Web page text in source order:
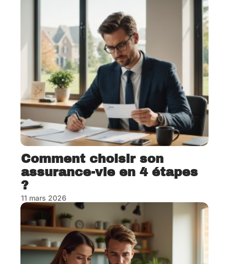
Comment choisir son
assurance-vie en 4 étapes
?
11 mars 2026